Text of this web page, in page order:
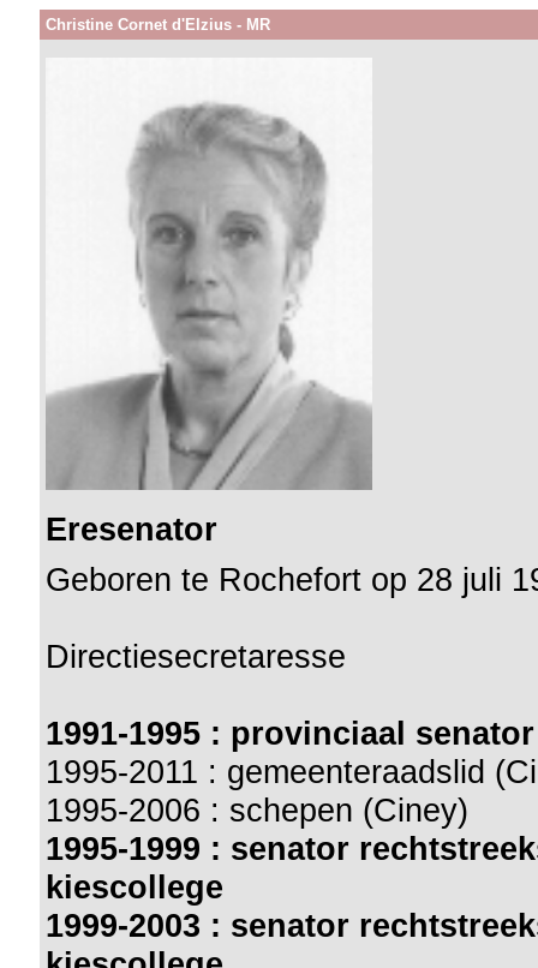
Christine Cornet d'Elzius - MR
Eresenator
Geboren te Rochefort op 28 juli
Directiesecretaresse
1991-1995 : provinciaal
1995-2011 : gemeenteraadslid
1995-2006 : schepen (Ciney)
1995-1999 : senator
kiescollege
1999-2003 : senator